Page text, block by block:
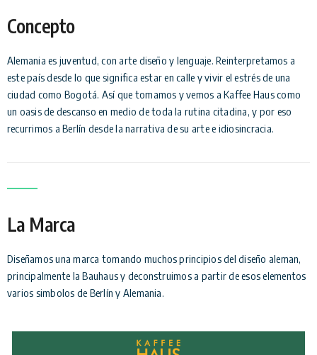
Concepto
Alemania es juventud, con arte diseño y lenguaje. Reinterpretamos a
este país desde lo que significa estar en calle y vivir el estrés de una
ciudad como Bogotá. Así que tomamos y vemos a Kaffee Haus como
un oasis de descanso en medio de toda la rutina citadina, y por eso
recurrimos a Berlín desde la narrativa de su arte e idiosincracia.
La Marca
Diseñamos una marca tomando muchos principios del diseño aleman,
principalmente la Bauhaus y deconstruimos a partir de esos elementos
varios simbolos de Berlín y Alemania.